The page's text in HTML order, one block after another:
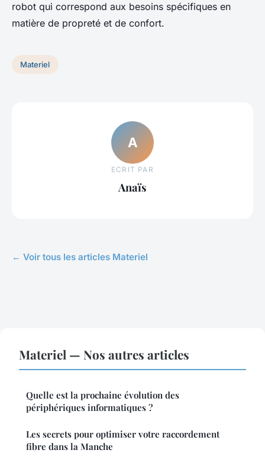
robot qui correspond aux besoins spécifiques en
matière de propreté et de confort.
Materiel
A
ECRIT PAR
Anaïs
← Voir tous les articles Materiel
Materiel — Nos autres articles
Quelle est la prochaine évolution des
périphériques informatiques ?
Les secrets pour optimiser votre raccordement
fibre dans la Manche